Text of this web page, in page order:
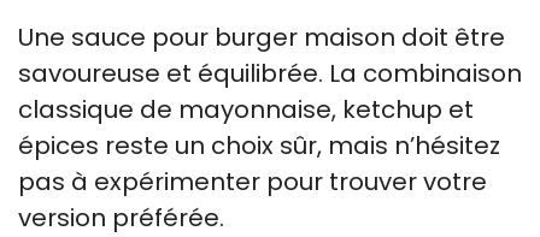
Une sauce pour burger maison doit être
savoureuse et équilibrée. La combinaison
classique de mayonnaise, ketchup et
épices reste un choix sûr, mais n’hésitez
pas à expérimenter pour trouver votre
version préférée.